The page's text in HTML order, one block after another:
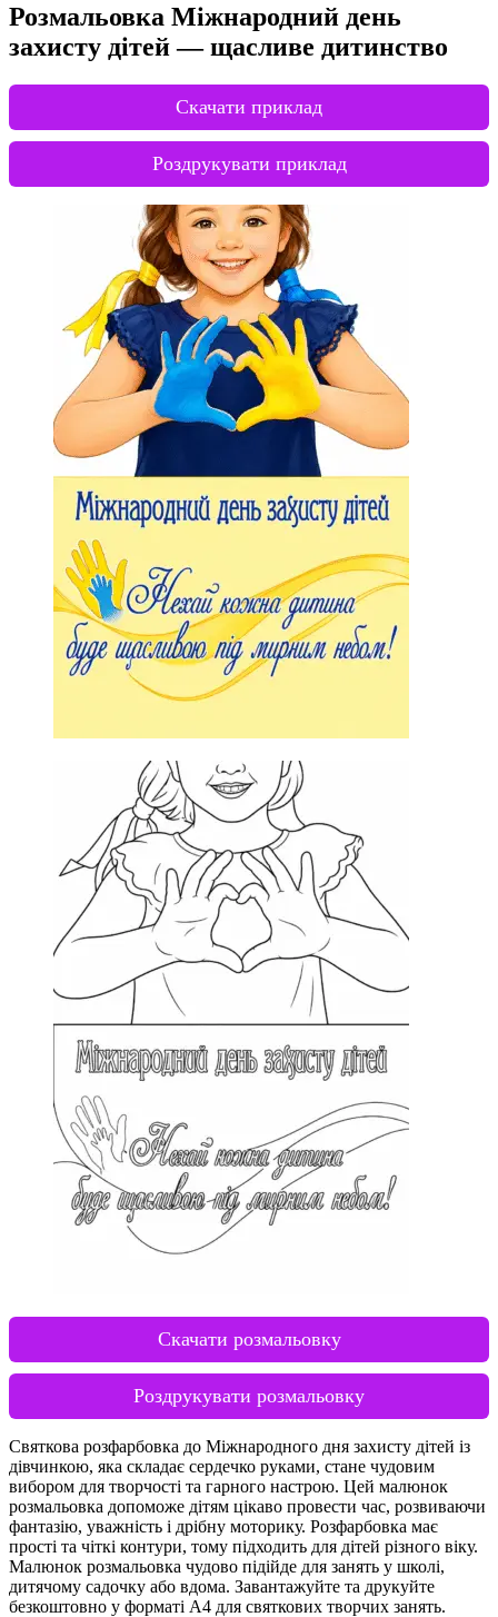
Розмальовка Міжнародний день
захисту дітей — щасливе дитинство
Скачати приклад
Роздрукувати приклад
Скачати розмальовку
Роздрукувати розмальовку
Святкова розфарбовка до Міжнародного дня захисту дітей із
дівчинкою, яка складає сердечко руками, стане чудовим
вибором для творчості та гарного настрою. Цей малюнок
розмальовка допоможе дітям цікаво провести час, розвиваючи
фантазію, уважність і дрібну моторику. Розфарбовка має
прості та чіткі контури, тому підходить для дітей різного віку.
Малюнок розмальовка чудово підійде для занять у школі,
дитячому садочку або вдома. Завантажуйте та друкуйте
безкоштовно у форматі А4 для святкових творчих занять.